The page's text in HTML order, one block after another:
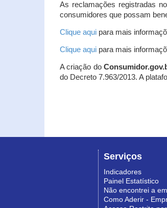
As reclamações registradas no
consumidores que possam
Clique aqui para mais
Clique aqui para mais
A criação do
do Decreto 7.963/2013. A
Serviços
Indicadores
Painel Estatístico
Não encontrei a
Como Aderir -